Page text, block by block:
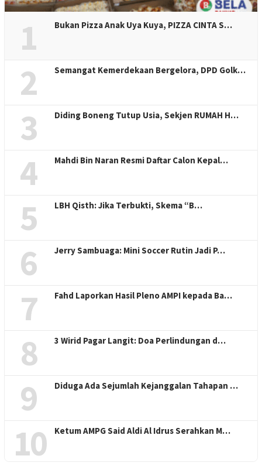
1 Bukan Pizza Anak Uya Kuya, PIZZA CINTA S…
2 Semangat Kemerdekaan Bergelora, DPD Golk…
3 Diding Boneng Tutup Usia, Sekjen RUMAH H…
4 Mahdi Bin Naran Resmi Daftar Calon Kepal…
5 LBH Qisth: Jika Terbukti, Skema “B…
6 Jerry Sambuaga: Mini Soccer Rutin Jadi P…
7 Fahd Laporkan Hasil Pleno AMPI kepada Ba…
8 3 Wirid Pagar Langit: Doa Perlindungan d…
9 Diduga Ada Sejumlah Kejanggalan Tahapan …
10 Ketum AMPG Said Aldi Al Idrus Serahkan M…